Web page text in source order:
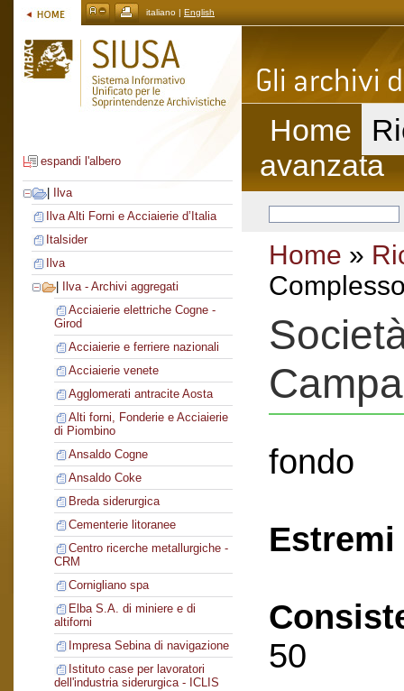
italiano | English
espandi l'albero
Ilva
Ilva Alti Forni e Acciaierie d’Italia
Italsider
Ilva
Ilva - Archivi aggregati
Acciaierie elettriche Cogne -
Girod
Acciaierie e ferriere nazionali
Acciaierie venete
Agglomerati antracite Aosta
Alti forni, Fonderie e Acciaierie
di Piombino
Ansaldo Cogne
Ansaldo Coke
Breda siderurgica
Cementerie litoranee
Centro ricerche metallurgiche -
CRM
Cornigliano spa
Elba S.A. di miniere e di
altiforni
Impresa Sebina di navigazione
Istituto case per lavoratori
dell'industria siderurgica - ICLIS
Home
avanzata
Home »
fondo
50